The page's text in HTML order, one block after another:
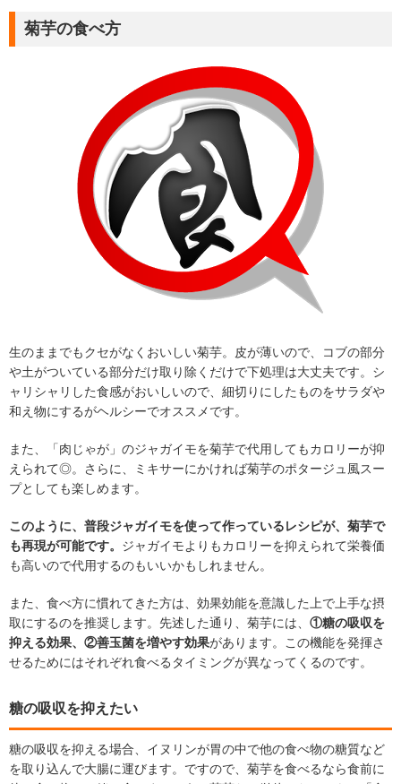
菊芋の食べ方
生のままでもクセがなくおいしい菊芋。皮が薄いので、コブの部分
や土がついている部分だけ取り除くだけで下処理は大丈夫です。シ
ャリシャリした食感がおいしいので、細切りにしたものをサラダや
和え物にするがヘルシーでオススメです。
また、「肉じゃが」のジャガイモを菊芋で代用してもカロリーが抑
えられて◎。さらに、ミキサーにかければ菊芋のポタージュ風スー
プとしても楽しめます。
このように、普段ジャガイモを使って作っているレシピが、菊芋で
も再現が可能です。 ジャガイモよりもカロリーを抑えられて栄養価
も高いので代用するのもいいかもしれません。
また、食べ方に慣れてきた方は、効果効能を意識した上で上手な摂
取にするのを推奨します。先述した通り、菊芋には、 ①糖の吸収を
抑える効果、②善玉菌を増やす効果があります。この機能を発揮さ
せるためにはそれぞれ食べるタイミングが異なってくるのです。
糖の吸収を抑えたい
糖の吸収を抑える場合、イヌリンが胃の中で他の食べ物の糖質など
を取り込んで大腸に運びます。ですので、菊芋を食べるなら食前に